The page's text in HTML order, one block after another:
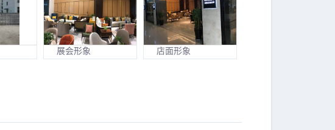
展会形象 店面形象